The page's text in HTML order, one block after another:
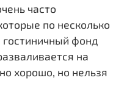
часто
по несколько
гостиничный фонд
на
хорошо, но нельзя